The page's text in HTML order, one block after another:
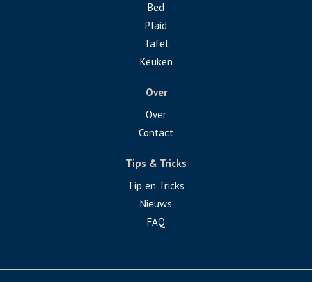
Bed
Plaid
Tafel
Keuken
Over
Over
Contact
Tips & Tricks
Tip en Tricks
Nieuws
FAQ